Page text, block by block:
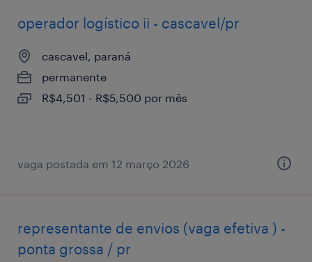
operador logístico ii - cascavel/pr
cascavel, paraná
permanente
R$4,501 - R$5,500 por mês
vaga postada em 12 março 2026
representante de envios (vaga efetiva ) -
ponta grossa / pr